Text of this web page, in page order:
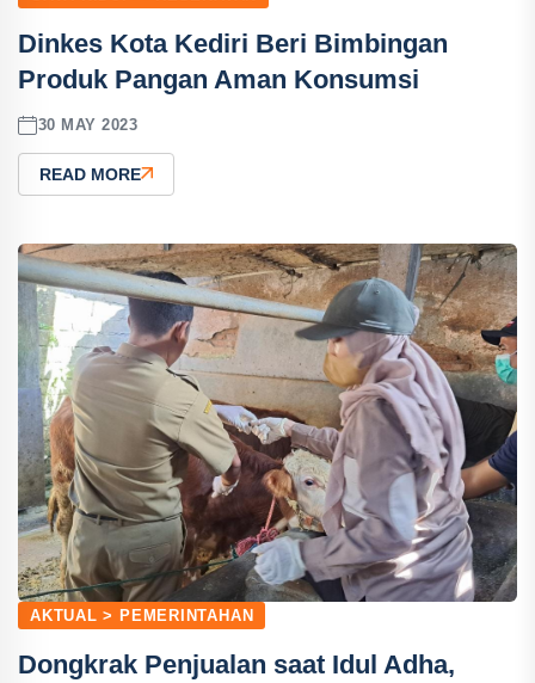
Dinkes Kota Kediri Beri Bimbingan
Produk Pangan Aman Konsumsi
30 MAY 2023
READ MORE
AKTUAL > PEMERINTAHAN
Dongkrak Penjualan saat Idul Adha,